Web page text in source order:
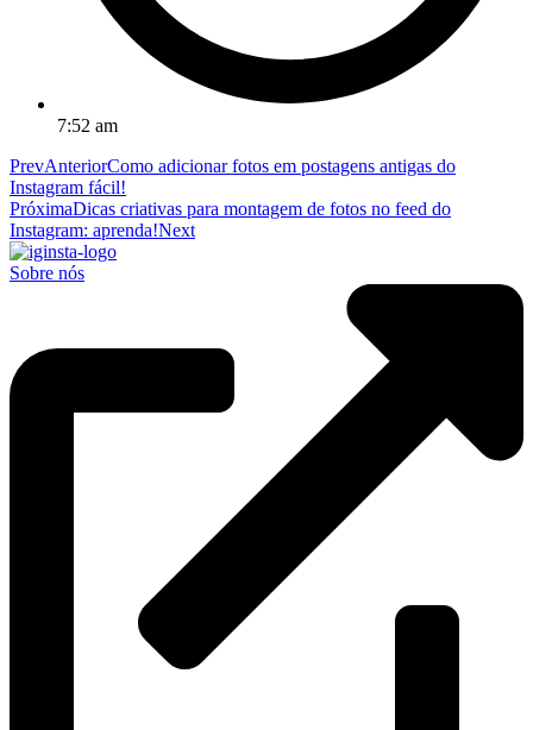
7:52 am
PrevAnteriorComo adicionar fotos em postagens antigas do
Instagram fácil!
PróximaDicas criativas para montagem de fotos no feed do
Instagram: aprenda!Next
Sobre nós